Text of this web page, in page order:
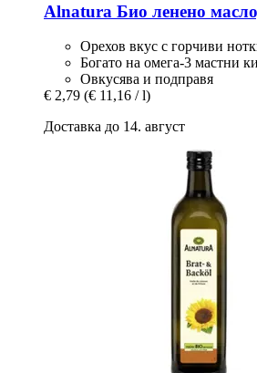
Alnatura Био ленено
Орехов вкус с горчиви
Богато на омега-3 мастни
Овкусява и подправя
€ 2,79 (€ 11,16 / l)
Доставка до 14. август